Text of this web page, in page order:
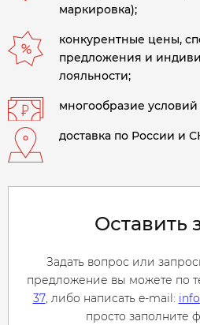
маркировка);
конкурентные цены,
предложения и
лояльности;
многообразие условий
доставка по России и
Оставить
Задать вопрос или
предложение вы можете по
37, либо написать e-mail:
просто заполните